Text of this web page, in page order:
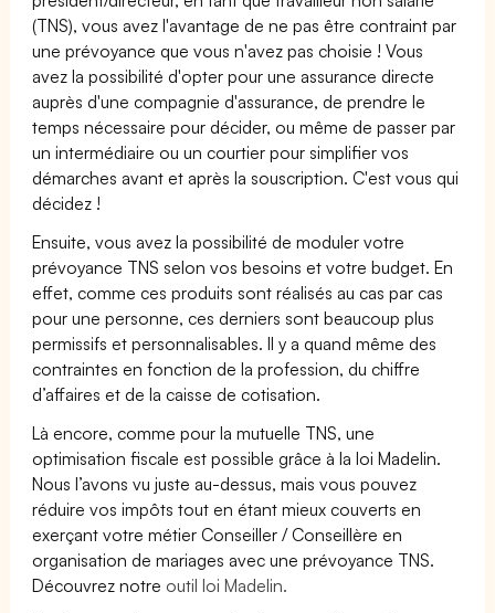
(TNS), vous avez l'avantage de ne pas être contraint par
une prévoyance que vous n'avez pas choisie ! Vous
avez la possibilité d'opter pour une assurance directe
auprès d'une compagnie d'assurance, de prendre le
temps nécessaire pour décider, ou même de passer par
un intermédiaire ou un courtier pour simplifier vos
démarches avant et après la souscription. C'est vous qui
décidez !
Ensuite, vous avez la possibilité de moduler votre
prévoyance TNS selon vos besoins et votre budget. En
effet, comme ces produits sont réalisés au cas par cas
pour une personne, ces derniers sont beaucoup plus
permissifs et personnalisables. Il y a quand même des
contraintes en fonction de la profession, du chiffre
d’affaires et de la caisse de cotisation.
Là encore, comme pour la mutuelle TNS, une
optimisation fiscale est possible grâce à la loi Madelin.
Nous l’avons vu juste au-dessus, mais vous pouvez
réduire vos impôts tout en étant mieux couverts en
exerçant votre métier Conseiller / Conseillère en
organisation de mariages avec une prévoyance TNS.
Découvrez notre outil loi Madelin.